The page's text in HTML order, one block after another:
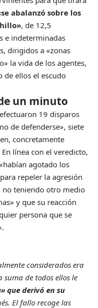
abalanzó sobre los
, de 12,5
e indeterminadas
dirigidos a «zonas
la vida de los agentes,
de ellos el escudo
un minuto
19 disparos
de defenderse», siete
concretamente
En línea con el veredicto,
agotado los
repeler la agresión
no teniendo otro medio
y que su reacción
persona que se
considerados era
de todos ellos le
que derivó en su
El fallo recoge las